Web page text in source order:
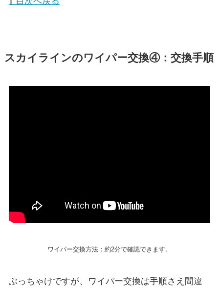
スカイラインのワイパー交換④：交換手順
ワイパー交換方法：約2分で確認できます。
ぶっちゃけですが、ワイパー交換は手順さえ間違